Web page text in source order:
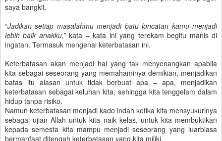
saya bangkit.
“Jadikan setiap masalahmu menjadi batu loncatan kamu menjadi
lebih baik anakku,”kata – kata ini yang terekam begitu manis di
ingatan. Termasuk mengenai keterbatasan ini.
Keterbatasan akan menjadi hal yang tak menyenangkan apabila
kita sebagai seseorang yang memahaminya demikian, menjadikan
batas itu alasan untuk tidak berbuat apa – apa, menjadikan
keterbatasan sebagai keluhan kita, sehingga kita tenggelam dalam
hidup tanpa risiko.
Namun keterbatasan menjadi kado indah ketika kita mensyukurinya
sebagai ujian Allah untuk kita naik kelas, untuk kita membuktikan
kepada semesta kita mampu menjadi seseorang yang luarbiasa
bermanfaat ditengah keterbatasan yang kita miliki.